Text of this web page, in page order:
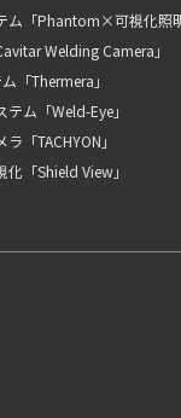
ム「Phantom×可視化照明
Welding Camera」
「Thermera」
ム「Weld-Eye」
「TACHYON」
「Shield View」